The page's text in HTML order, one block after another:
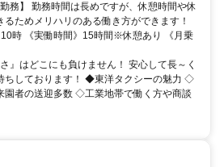
務】 勤務時間は長めですが、休憩時間や休
るためメリハリのある働き方ができます！
10時 《実働時間》15時間※休憩あり 《月乗
』はどこにも負けません！ 安心して長～く
ちしております！ ◆東洋タクシーの魅力 ◇
園者の送迎多数 ◇工業地帯で働く方や商談